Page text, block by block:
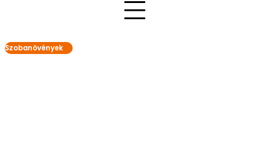
Szobanövények